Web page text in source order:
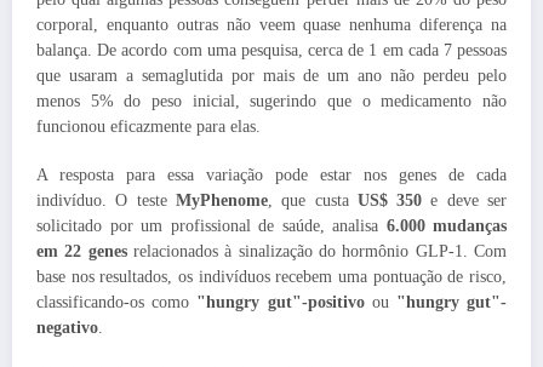
corporal, enquanto outras não veem quase nenhuma diferença na
balança. De acordo com uma pesquisa, cerca de 1 em cada 7 pessoas
que usaram a semaglutida por mais de um ano não perdeu pelo
menos 5% do peso inicial, sugerindo que o medicamento não
funcionou eficazmente para elas.
A resposta para essa variação pode estar nos genes de cada
indivíduo. O teste MyPhenome, que custa US$ 350 e deve ser
solicitado por um profissional de saúde, analisa 6.000 mudanças
em 22 genesrelacionados à sinalização do hormônio GLP-1. Com
base nos resultados, os indivíduos recebem uma pontuação de risco,
classificando-os como "hungry gut"-positivoou "hungry gut"-
negativo.